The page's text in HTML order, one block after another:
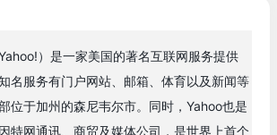
）是一家美国的著名互联网服务提供
名服务有门户网站、邮箱、体育以及新闻等
位于加州的森尼韦尔市。同时，Yahoo也是
特网通讯、商贸及媒体公司，是世界上首个